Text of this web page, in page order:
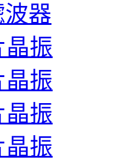
器
晶振
晶振
晶振
晶振